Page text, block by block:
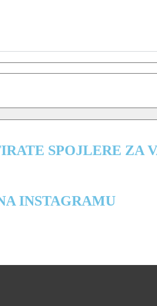
SPOJLERE ZA
INSTAGRAMU